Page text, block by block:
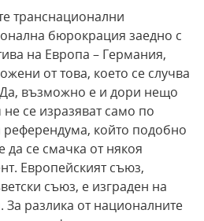
транснационални
бюрокрация заедно с
на Европа – Германия,
от това, което се случва
възможно е и дори нещо
се изразяват само по
референдума, който подобно
да се смачка от някоя
Европейският съюз,
съюз, е изграден на
За разлика от националните